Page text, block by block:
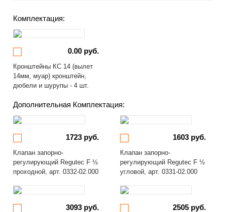
Комплектация:
0.00 руб.
Кронштейны КС 14 (вылет
14мм, муар) кронштейн,
дюбели и шурупы - 4 шт.
Дополнительная Комплектация:
1723 руб.
Клапан запорно-
регулирующий Regutec F ½
проходной, арт. 0332-02.000
1603 руб.
Клапан запорно-
регулирующий Regutec F ½
угловой, арт. 0331-02.000
3093 руб. 2505 руб.